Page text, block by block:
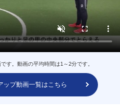
す。動画の平均時間は1～2分です。
ップ動画一覧はこちら